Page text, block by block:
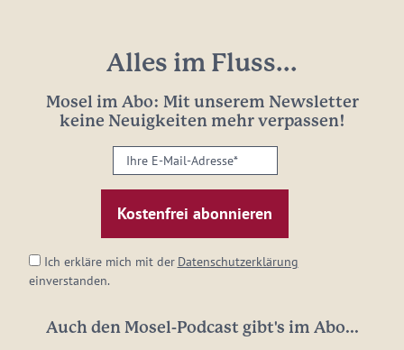
Alles im Fluss...
Mosel im Abo: Mit unserem Newsletter
keine Neuigkeiten mehr verpassen!
Ihre
E-
Mail-
Adresse:
Ich erkläre mich mit der Datenschutzerklärung
einverstanden.
Auch den Mosel-Podcast gibt's im Abo...